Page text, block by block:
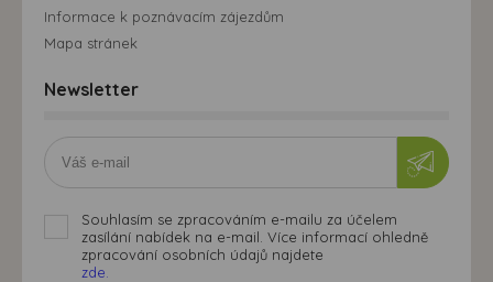
Informace k poznávacím zájezdům
Mapa stránek
Newsletter
Souhlasím se zpracováním e-mailu za účelem
zasílání nabídek na e-mail. Více informací ohledně
zpracování osobních údajů najdete
zde.